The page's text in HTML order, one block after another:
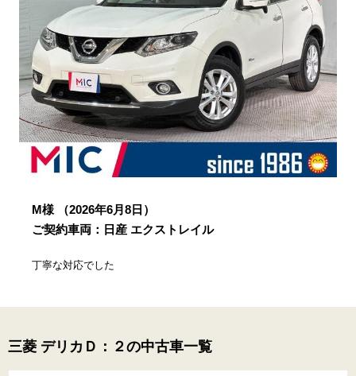
M様
（2026年6月8日）
ご契約車両：日産 エクストレイル
丁寧な対応でした
三菱 デリカＤ：２の中古車一覧